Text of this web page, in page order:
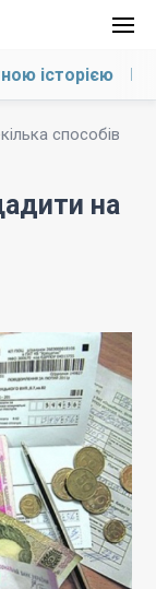
історією На
способів
на